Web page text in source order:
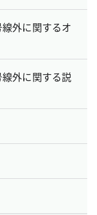
外に関するオ
外に関する説